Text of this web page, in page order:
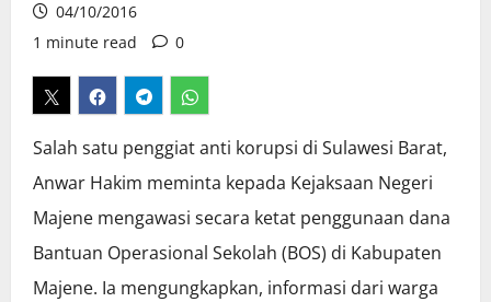
04/10/2016
1 minute read
0
Salah satu penggiat anti korupsi di Sulawesi Barat,
Anwar Hakim meminta kepada Kejaksaan Negeri
Majene mengawasi secara ketat penggunaan dana
Bantuan Operasional Sekolah (BOS) di Kabupaten
Majene. Ia mengungkapkan, informasi dari warga